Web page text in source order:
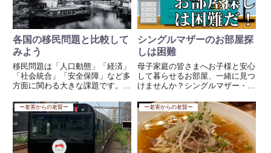
各国の移民問題と比較して
みよう
移民問題は「人口動態」「経済」
「社会統合」「安全保障」など多
方面に関わる大きな課題です。以
の比較と、日本が学ぶべき点を整
理しました。1. ヨーロッパの移
民問題 背景EU内の人の自由移動
に加え、中東・アフリカから...
シングルマザーのお部屋探
しは困難
母子家庭の皆さまへお子様と安心
して暮らせるお部屋、一緒に見つ
けませんか？シングルマザー・シ
住まい探しは「生活の土台」を築
く大切な第一歩です。しかし、実
際にはその一歩がとても高く、厳
しい現実が立ちはだかります。
🧱...
ー老害からの老賢ー ー老害からの老賢ー